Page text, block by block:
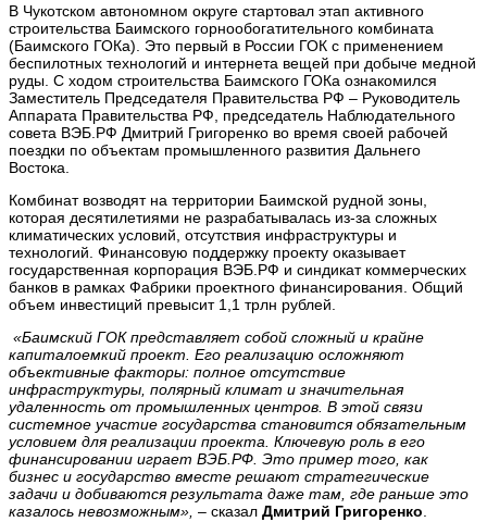
В Чукотском автономном округе стартовал этап активного
строительства Баимского горнообогатительного комбината
(Баимского ГОКа). Это первый в России ГОК с применением
беспилотных технологий и интернета вещей при добыче медной
руды. С ходом строительства Баимского ГОКа ознакомился
Заместитель Председателя Правительства РФ – Руководитель
Аппарата Правительства РФ, председатель Наблюдательного
совета ВЭБ.РФ Дмитрий Григоренко во время своей рабочей
поездки по объектам промышленного развития Дальнего
Востока.
Комбинат возводят на территории Баимской рудной зоны,
которая десятилетиями не разрабатывалась из-за сложных
климатических условий, отсутствия инфраструктуры и
технологий. Финансовую поддержку проекту оказывает
государственная корпорация ВЭБ.РФ и синдикат коммерческих
банков в рамках Фабрики проектного финансирования. Общий
объем инвестиций превысит 1,1 трлн рублей.
«Баимский ГОК представляет собой сложный и крайне
капиталоемкий проект. Его реализацию осложняют
объективные факторы: полное отсутствие
инфраструктуры, полярный климат и значительная
удаленность от промышленных центров. В этой связи
системное участие государства становится обязательным
условием для реализации проекта. Ключевую роль в его
финансировании играет ВЭБ.РФ. Это пример того, как
бизнес и государство вместе решают стратегические
задачи и добиваются результата даже там, где раньше это
казалось невозможным», – сказал Дмитрий Григоренко